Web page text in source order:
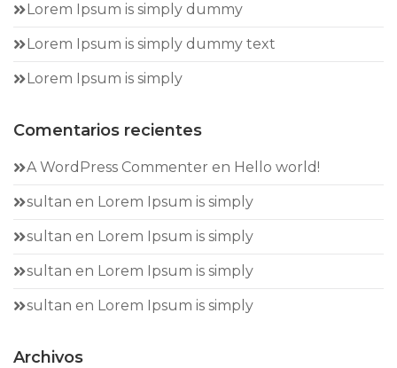
Lorem Ipsum is simply dummy
Lorem Ipsum is simply dummy text
Lorem Ipsum is simply
Comentarios recientes
A WordPress Commenter en Hello world!
sultan en Lorem Ipsum is simply
sultan en Lorem Ipsum is simply
sultan en Lorem Ipsum is simply
sultan en Lorem Ipsum is simply
Archivos